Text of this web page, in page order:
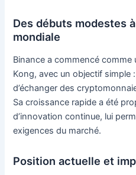
Des débuts modestes
mondiale
Binance a commencé
Kong, avec un objectif simple
d’échanger des
Sa croissance rapide a été
d’innovation continue, lui
exigences du marché.
Position actuelle et